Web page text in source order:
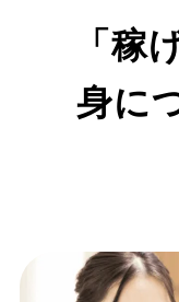
「稼
身に